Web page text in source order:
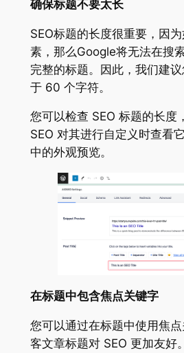
确保标题不要太长
SEO标题的长度很重要，因
素，那么Google将无法在搜
完整的标题。因此，我们建
于 60 个字符。
您可以检查 SEO 标题的长度
SEO 对其进行自定义时查看
中的外观预览。
在标题中包含焦点关键字
您可以通过在标题中使用焦
客文章标题对 SEO 更加友好